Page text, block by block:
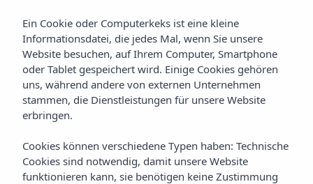
Ein Cookie oder Computerkeks ist eine kleine
Informationsdatei, die jedes Mal, wenn Sie unsere
Website besuchen, auf Ihrem Computer, Smartphone
oder Tablet gespeichert wird. Einige Cookies gehören
uns, während andere von externen Unternehmen
stammen, die Dienstleistungen für unsere Website
erbringen.
Cookies können verschiedene Typen haben: Technische
Cookies sind notwendig, damit unsere Website
funktionieren kann, sie benötigen keine Zustimmung